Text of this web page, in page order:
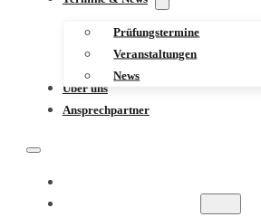
Prüfungstermine
Veranstaltungen
News
Über uns
Ansprechpartner